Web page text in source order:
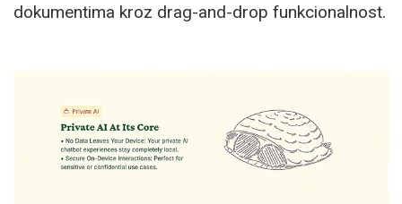
dokumentima kroz drag-and-drop funkcionalnost.